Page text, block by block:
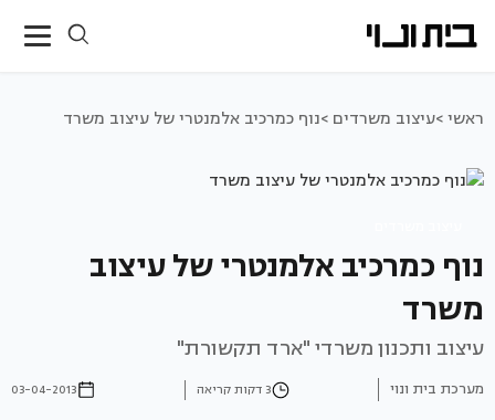
ראשי >עיצוב משרדים >נוף כמרכיב אלמנטרי של עיצוב משרד
נוף כמרכיב אלמנטרי של עיצוב
משרד
עיצוב ותכנון משרדי "ארד תקשורת"
מערכת בית ונוי 3 דקות קריאה 03-04-2013